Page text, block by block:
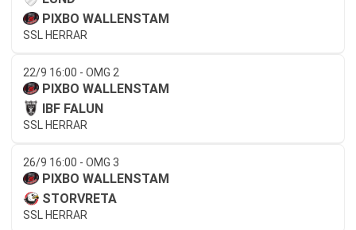
PIXBO WALLENSTAM
SSL HERRAR
22/9 16:00 - OMG 2
PIXBO WALLENSTAM
IBF FALUN
SSL HERRAR
26/9 16:00 - OMG 3
PIXBO WALLENSTAM
STORVRETA
SSL HERRAR